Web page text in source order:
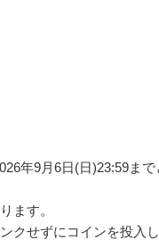
年9月6日(日)23:59ま
ます。
クせずにコインを投入